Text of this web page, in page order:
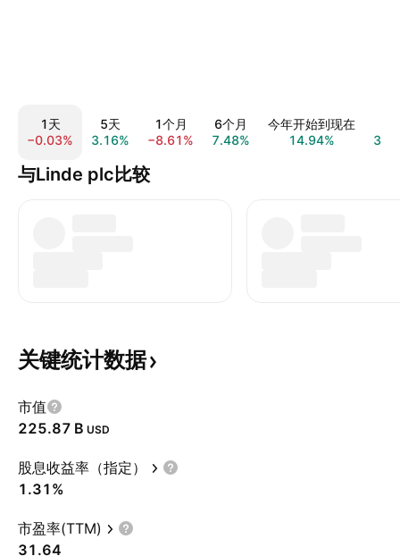
1天
−0.03%
5天
3.16%
1个月
−8.61%
6个月
7.48%
今年开始到现在
14.94%
与Linde plc比较
关键统计数据
市值
‪225.87 B‬ USD
股息收益率（指定）
1.31%
市盈率(TTM)
31.64